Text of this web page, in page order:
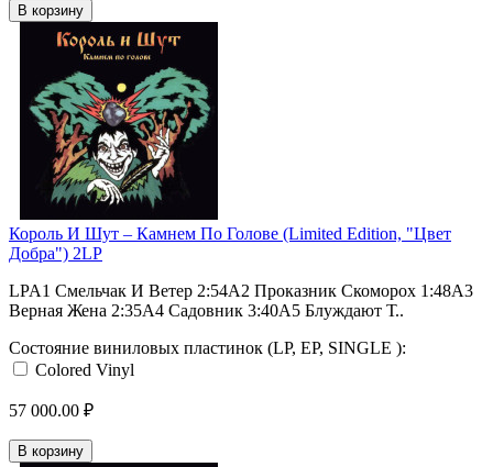
В корзину
Король И Шут ‎– Камнем По Голове (Limited Edition, "Цвет
Добра") 2LP
LPA1 Смельчак И Ветер 2:54A2 Проказник Скоморох 1:48A3
Верная Жена 2:35A4 Садовник 3:40A5 Блуждают Т..
Состояние виниловых пластинок (LP, EP, SINGLE ):
Colored Vinyl
57 000.00 ₽
В корзину